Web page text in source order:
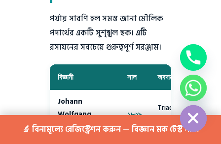
🔬 বিনামূল্যে রেজিস্ট্রেশন করুন — বিজ্ঞান মক টেস্ট পান!
পর্যায় সারণি হল সমস্ত জানা মৌলিক
পদার্থের একটি সুশৃঙ্খল ছক। এটি
রসায়নের সবচেয়ে গুরুত্বপূর্ণ সরঞ্জাম।
বিজ্ঞানী সাল অবদান
Johann
Wolfgang
Döbereiner
১৮২৯
Triads তত্ত্ব — তিনটি
মৌলের শ্রেণিবিভাগ
Hide
chaty